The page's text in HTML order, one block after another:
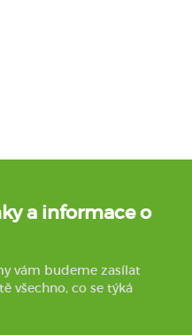
a informace o
vám budeme zasílat
všechno, co se týká